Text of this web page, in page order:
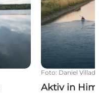
Foto: Daniel
Aktiv in